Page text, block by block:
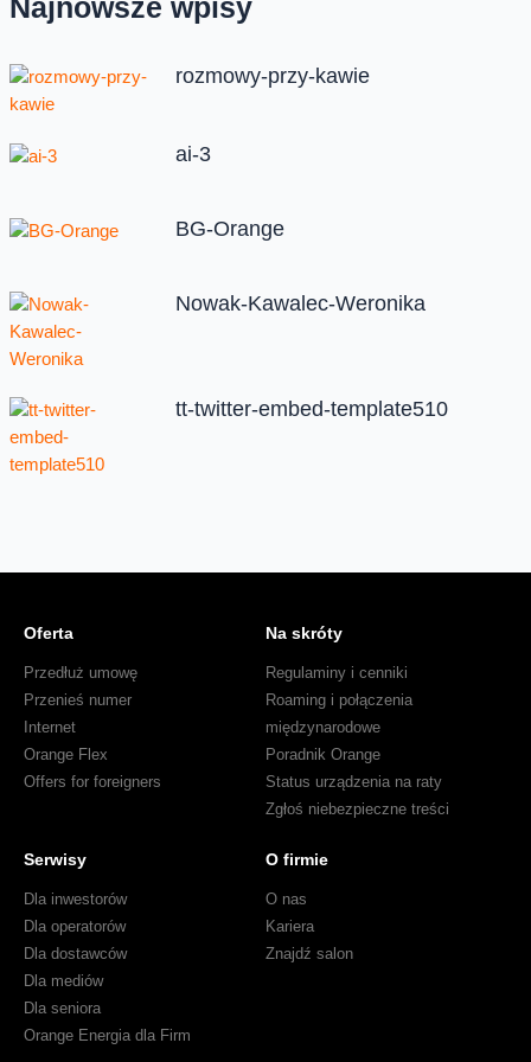
Najnowsze wpisy
rozmowy-przy-kawie
ai-3
BG-Orange
Nowak-Kawalec-Weronika
tt-twitter-embed-template510
Oferta
Przedłuż umowę
Przenieś numer
Internet
Orange Flex
Offers for foreigners
Na skróty
Regulaminy i cenniki
Roaming i połączenia
międzynarodowe
Poradnik Orange
Status urządzenia na raty
Zgłoś niebezpieczne treści
Serwisy
Dla inwestorów
Dla operatorów
Dla dostawców
Dla mediów
Dla seniora
Orange Energia dla Firm
O firmie
O nas
Kariera
Znajdź salon